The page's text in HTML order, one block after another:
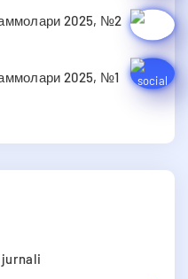
2025, №2
2025, №1
jurnali